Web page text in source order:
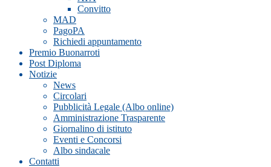
Convitto
MAD
PagoPA
Richiedi appuntamento
Premio Buonarroti
Post Diploma
Notizie
News
Circolari
Pubblicità Legale (Albo online)
Amministrazione Trasparente
Giornalino di istituto
Eventi e Concorsi
Albo sindacale
Contatti